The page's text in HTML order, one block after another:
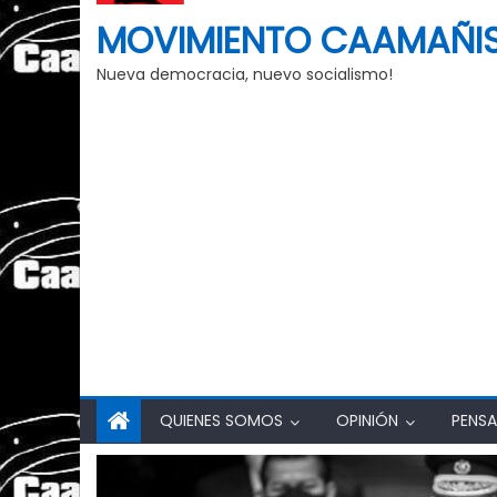
MOVIMIENTO
Nueva democracia, nuevo socialismo!
QUIENES SOMOS OPINIÓN